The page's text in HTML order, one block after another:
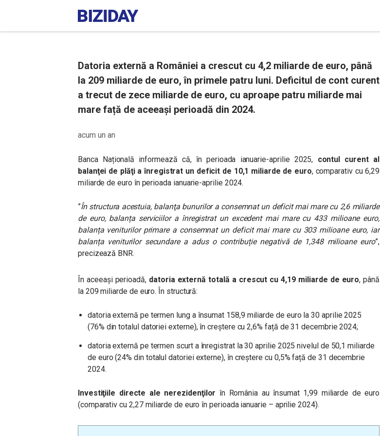
Datoria externă a României a crescut cu 4,2 miliarde de euro, până
la 209 miliarde de euro, în primele patru luni. Deficitul de cont curent
a trecut de zece miliarde de euro, cu aproape patru miliarde mai
mare față de aceeași perioadă din 2024.
acum un an
Banca Națională informează că, în perioada ianuarie-aprilie 2025, contul curent al
balanţei de plăţi a înregistrat un deficit de 10,1 miliarde de euro, comparativ cu 6,29
miliarde de euro în perioada ianuarie-aprilie 2024.
”În structura acestuia, balanţa bunurilor a consemnat un deficit mai mare cu 2,6 miliarde
de euro, balanța serviciilor a înregistrat un excedent mai mare cu 433 milioane euro,
balanța veniturilor primare a consemnat un deficit mai mare cu 303 milioane euro, iar
balanța veniturilor secundare a adus o contribuție negativă de 1,348 milioane euro”,
precizează BNR.
În aceeași perioadă, datoria externă totală a crescut cu 4,19 miliarde de euro, până
la 209 miliarde de euro. În structură:
datoria externă pe termen lung a însumat 158,9 miliarde de euro la 30 aprilie 2025
(76% din totalul datoriei externe), în creștere cu 2,6% față de 31 decembrie 2024;
datoria externă pe termen scurt a înregistrat la 30 aprilie 2025 nivelul de 50,1 miliarde
de euro (24% din totalul datoriei externe), în creștere cu 0,5% față de 31 decembrie
2024.
Investiţiile directe ale nerezidenţilorîn România au însumat 1,99 miliarde de euro
(comparativ cu 2,27 miliarde de euro în perioada ianuarie – aprilie 2024).